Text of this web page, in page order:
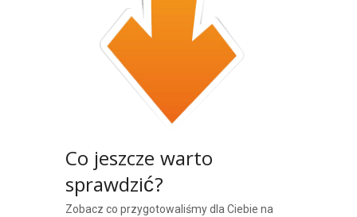
Co jeszcze warto
sprawdzić?
Zobacz co przygotowaliśmy dla Ciebie na